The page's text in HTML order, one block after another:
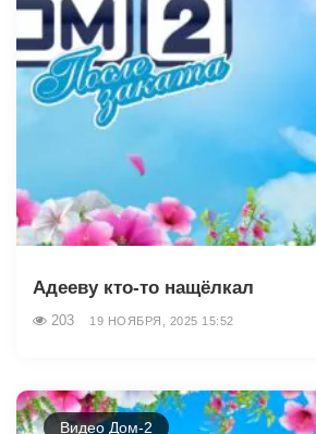
Адееву кто-то нащёлкал
203 19 НОЯБРЯ, 2025 15:52
Видео Дом-2